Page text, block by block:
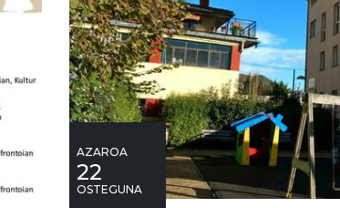
AZAROA
22
OSTEGUNA